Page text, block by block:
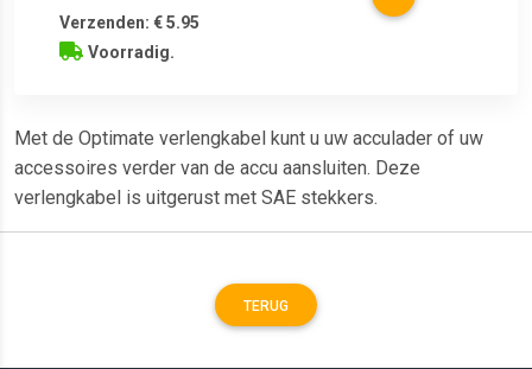
Verzenden: € 5.95
Voorradig.
Met de Optimate verlengkabel kunt u uw acculader of uw
accessoires verder van de accu aansluiten. Deze
verlengkabel is uitgerust met SAE stekkers.
TERUG